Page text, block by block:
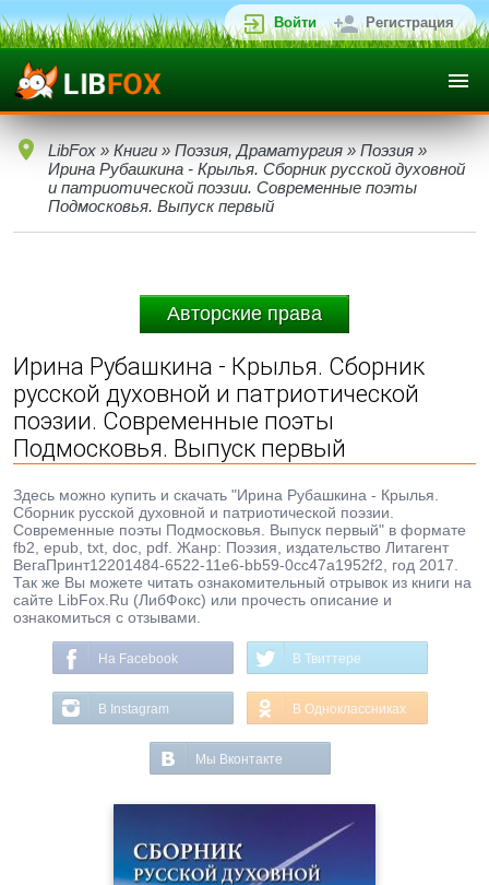
Войти Регистрация
LibFox » Книги » Поэзия, Драматургия » Поэзия »
Ирина Рубашкина - Крылья. Сборник русской духовной
и патриотической поэзии. Современные поэты
Подмосковья. Выпуск первый
Авторские права
Ирина Рубашкина - Крылья. Сборник
русской духовной и патриотической
поэзии. Современные поэты
Подмосковья. Выпуск первый
Здесь можно купить и скачать "Ирина Рубашкина - Крылья.
Сборник русской духовной и патриотической поэзии.
Современные поэты Подмосковья. Выпуск первый" в формате
fb2, epub, txt, doc, pdf. Жанр: Поэзия, издательство Литагент
ВегаПринт12201484-6522-11e6-bb59-0cc47a1952f2, год 2017.
Так же Вы можете читать ознакомительный отрывок из книги на
сайте LibFox.Ru (ЛибФокс) или прочесть описание и
ознакомиться с отзывами.
На Facebook В Твиттере
В Instagram В Одноклассниках
Мы Вконтакте